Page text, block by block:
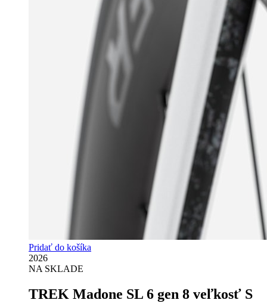
Pridať do košíka
2026
NA SKLADE
TREK Madone SL 6 gen 8 veľkosť S